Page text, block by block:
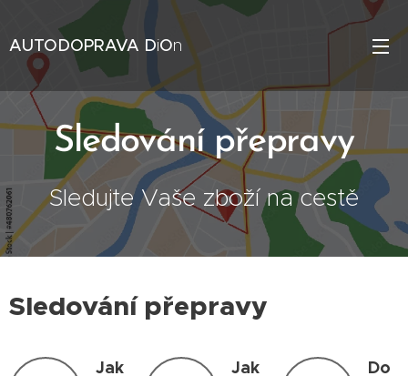
AUTODOPRAVA DiOn
Sledování přepravy
Sledujte Vaše zboží na cestě
Sledování přepravy
Jak
Jak
Do